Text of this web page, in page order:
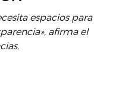
espacios para
afirma el